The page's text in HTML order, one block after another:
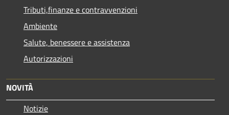
Tributi,finanze e contravvenzioni
Ambiente
Salute, benessere e assistenza
Autorizzazioni
NOVITÀ
Notizie